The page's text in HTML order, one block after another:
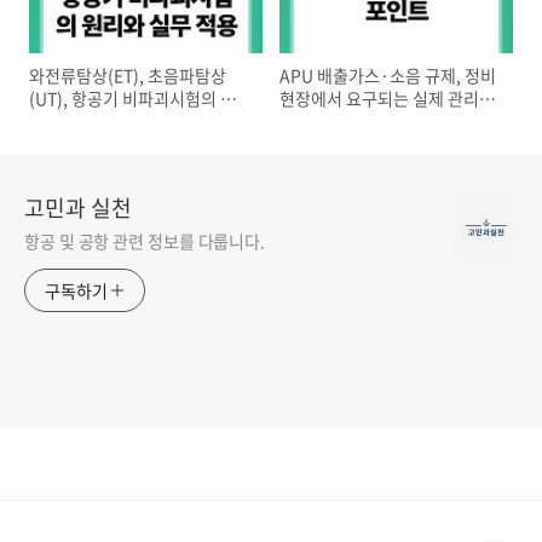
와전류탐상(ET), 초음파탐상
(UT), 항공기 비파괴시험의 원
APU 배출가스·소음 규제, 정비
현장에서 요구되는 실제 관리와
고민과 실천
항공 및 공항 관련 정보를 다룹니다.
구독하기